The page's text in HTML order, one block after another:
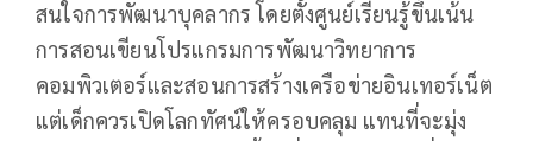
สนใจการพัฒนาบุคลากร โดยตั้งศูนย์เรียนรู้ขึ้นเน้น
การสอนเขียนโปรแกรมการพัฒนาวิทยาการ
คอมพิวเตอร์และสอนการสร้างเครือข่ายอินเทอร์เน็ต
แต่เด็กควรเปิดโลกทัศน์ให้ครอบคลุม แทนที่จะมุ่ง